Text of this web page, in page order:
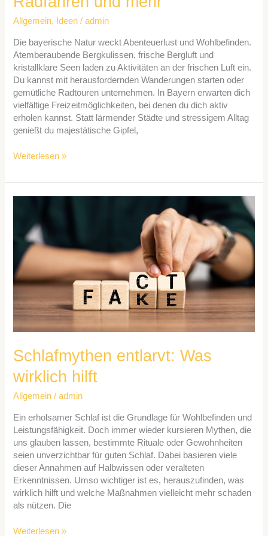
Allgemein, Ideen /admin
Die bayerische Natur weckt Abenteuerlust und Wohlbefinden.
Atemberaubende Bergkulissen, frische Bergluft und
kristallklare Seen laden zu Aktivitäten an der frischen Luft ein.
Du kannst mit herausfordernden Wanderungen starten oder
gemütliche Radtouren unternehmen. In Bayern erwarten dich
vielfältige Freizeitmöglichkeiten, bei denen du dich aktiv
erholen kannst. Statt lärmender Städte und stressigem Alltag
genießt du majestätische Gipfel,
Weiterlesen »
Schlafmythen entlarvt: Was
wirklich hilft
Allgemein /admin
Ein erholsamer Schlaf ist die Grundlage für Wohlbefinden und
Leistungsfähigkeit. Doch immer wieder kursieren Mythen, die
uns glauben lassen, bestimmte Rituale oder Gewohnheiten
seien unverzichtbar für guten Schlaf. Dabei basieren viele
dieser Annahmen auf Halbwissen oder veralteten
Erkenntnissen. Umso wichtiger ist es, herauszufinden, was
wirklich hilft und welche Maßnahmen vielleicht mehr schaden
als nützen. Die
Was
wirklich
hilft
Weiterlesen »